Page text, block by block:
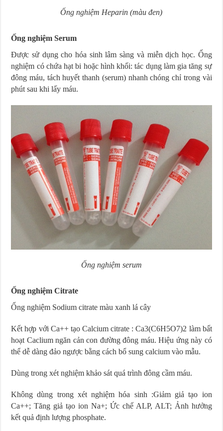
Ống nghiệm Heparin (màu đen)
Ống nghiệm Serum
Được sử dụng cho hóa sinh lâm sàng và miễn dịch học. Ống
nghiệm có chứa hạt bi hoặc hình khối: tác dụng làm gia tăng sự
đông máu, tách huyết thanh (serum) nhanh chóng chỉ trong vài
phút sau khi lấy máu.
Ống nghiệm serum
Ống nghiệm Citrate
Ống nghiệm Sodium citrate màu xanh lá cây
Kết hợp với Ca++ tạo Calcium citrate : Ca3(C6H5O7)2 làm bất
hoạt Caclium ngăn cản con đường đông máu. Hiệu ứng này có
thể dễ dàng đảo ngược bằng cách bổ sung calcium vào mẫu.
Dùng trong xét nghiệm khảo sát quá trình đông cầm máu.
Không dùng trong xét nghiệm hóa sinh :Giảm giả tạo ion
Ca++; Tăng giả tạo ion Na+; Ức chế ALP, ALT; Ảnh hưởng
kết quả định lượng phosphate.